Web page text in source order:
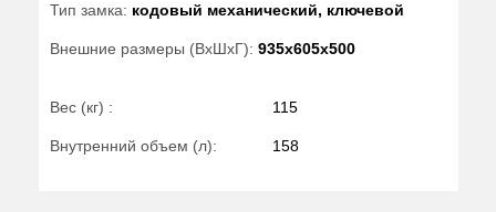
Тип замка: кодовый механический, ключевой
Внешние размеры (ВхШхГ): 935x605x500
Вес (кг) : 115
Внутренний объем (л): 158